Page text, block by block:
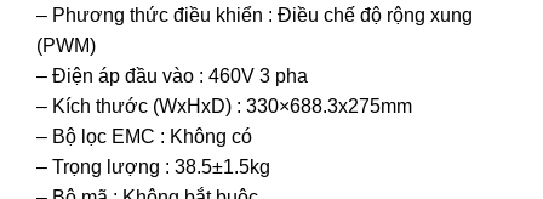
– Phương thức điều khiển : Điều chế độ rộng xung
(PWM)
– Điện áp đầu vào : 460V 3 pha
– Kích thước (WxHxD) : 330×688.3x275mm
– Bộ lọc EMC : Không có
– Trọng lượng : 38.5±1.5kg